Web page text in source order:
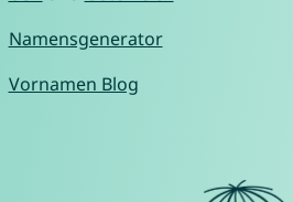
Namensgenerator
Vornamen Blog